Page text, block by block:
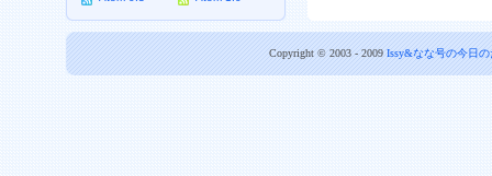
Copyright © 2003 - 2009 Issy&なな号の今日